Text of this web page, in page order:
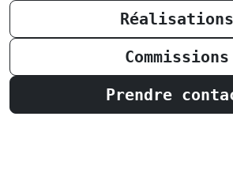
Réalisations
Commissions
Prendre